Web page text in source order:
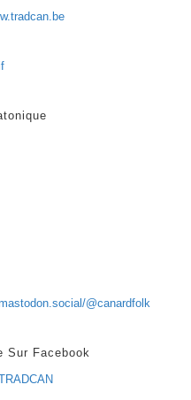
@canardfolk
Sur Facebook